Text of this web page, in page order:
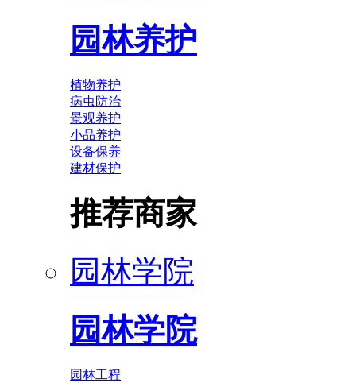
园林养护
植物养护
病虫防治
景观养护
小品养护
设备保养
建材保护
推荐商家
园林学院
园林学院
园林工程